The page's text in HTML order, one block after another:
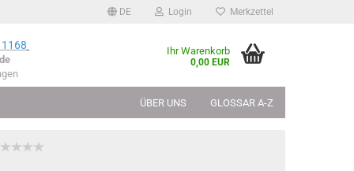
DE Login Merkzettel
Ihr Warenkorb
0,00 EUR
ÜBER UNS GLOSSAR A-Z